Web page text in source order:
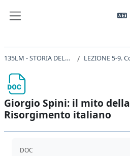
135LM - STORIA DELLA FORMAZIONE DEGLI STATI NAZIONALI NEL XIX SECOLO 2020
Giorgio Spini: il mito
Risorgimento italiano
DOC